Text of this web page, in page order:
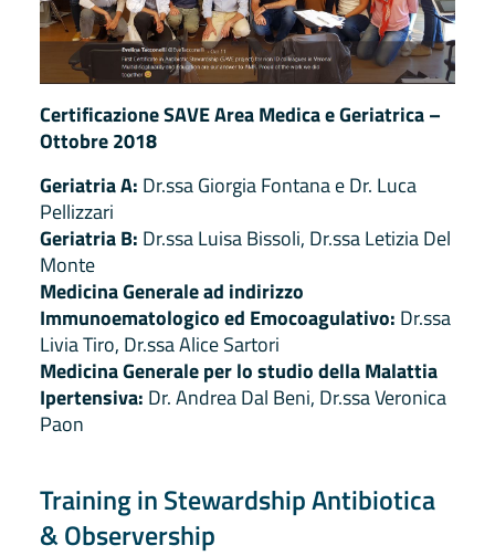
Certificazione SAVE Area Medica e Geriatrica –
Ottobre 2018
Geriatria A: Dr.ssa Giorgia Fontana e Dr. Luca
Pellizzari
Geriatria B: Dr.ssa Luisa Bissoli, Dr.ssa Letizia Del
Monte
Medicina Generale ad indirizzo
Immunoematologico ed Emocoagulativo: Dr.ssa
Livia Tiro, Dr.ssa Alice Sartori
Medicina Generale per lo studio della Malattia
Ipertensiva: Dr. Andrea Dal Beni, Dr.ssa Veronica
Paon
Training in Stewardship Antibiotica
& Observership